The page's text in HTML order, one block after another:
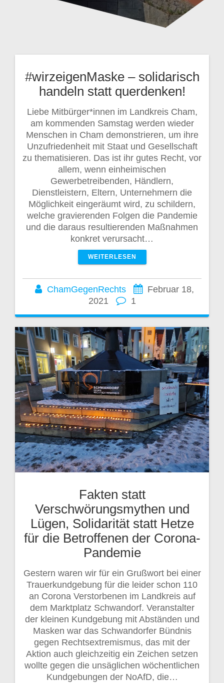
#wirzeigenMaske – solidarisch
handeln statt querdenken!
Liebe Mitbürger*innen im Landkreis Cham,
am kommenden Samstag werden wieder
Menschen in Cham demonstrieren, um ihre
Unzufriedenheit mit Staat und Gesellschaft
zu thematisieren. Das ist ihr gutes Recht, vor
allem, wenn einheimischen
Gewerbetreibenden, Händlern,
Dienstleistern, Eltern, Unternehmern die
Möglichkeit eingeräumt wird, zu schildern,
welche gravierenden Folgen die Pandemie
und die daraus resultierenden Maßnahmen
konkret verursacht…
WEITERLESEN
ChamGegenRechts
Februar 18,
2021
1
Fakten statt
Verschwörungsmythen und
Lügen, Solidarität statt Hetze
für die Betroffenen der Corona-
Pandemie
Gestern waren wir für ein Grußwort bei einer
Trauerkundgebung für die leider schon 110
an Corona Verstorbenen im Landkreis auf
dem Marktplatz Schwandorf. Veranstalter
der kleinen Kundgebung mit Abständen und
Masken war das Schwandorfer Bündnis
gegen Rechtsextremismus, das mit der
Aktion auch gleichzeitig ein Zeichen setzen
wollte gegen die unsäglichen wöchentlichen
Kundgebungen der NoAfD, die…